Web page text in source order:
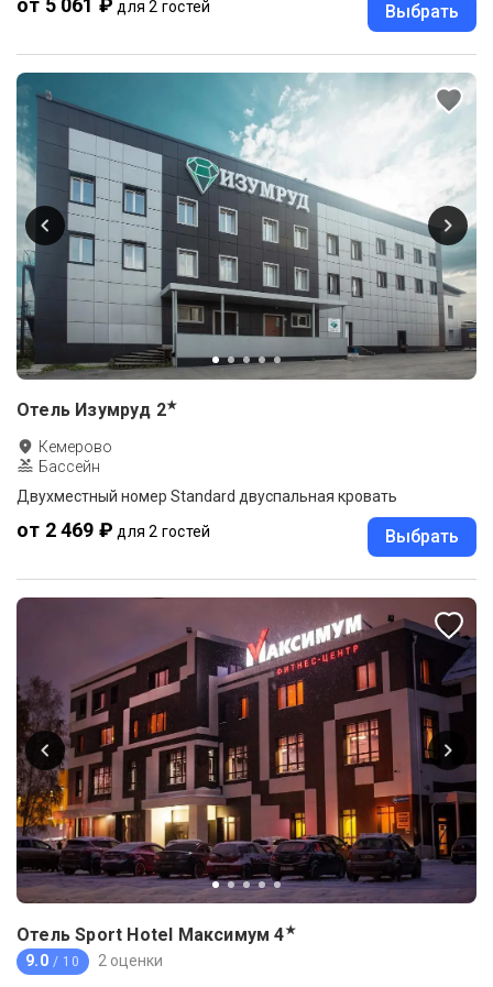
от 5 061 ₽ для 2 гостей Выбрать
Отель Изумруд 2★
Кемерово
Бассейн
Двухместный номер Standard двуспальная кровать
от 2 469 ₽ для 2 гостей Выбрать
Отель Sport Hotel Максимум 4★
9.0 / 10 2 оценки